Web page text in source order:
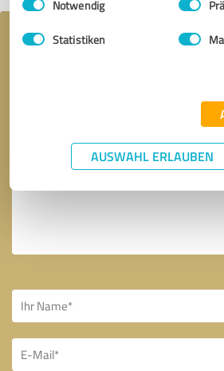
Notwendig
Statistiken
AUSWAHL ERLAUBEN
Ihre Nachricht an